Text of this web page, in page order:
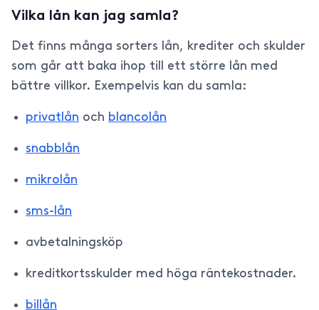
Vilka lån kan jag samla?
Det finns många sorters lån, krediter och skulder
som går att baka ihop till ett större lån med
bättre villkor. Exempelvis kan du samla:
privatlån och blancolån
snabblån
mikrolån
sms-lån
avbetalningsköp
kreditkortsskulder med höga räntekostnader.
billån